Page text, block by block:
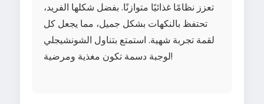
تعزز نظامًا غذائيًا متوازنًا. بفضل شكلها الفريد،
تحتفظ بالنكهات بشكل جميل، مما يجعل كل
لقمة تجربة شهية. استمتع بتناول الشونشيجلي
لوجبة دسمة تكون مغذية ومرضية!